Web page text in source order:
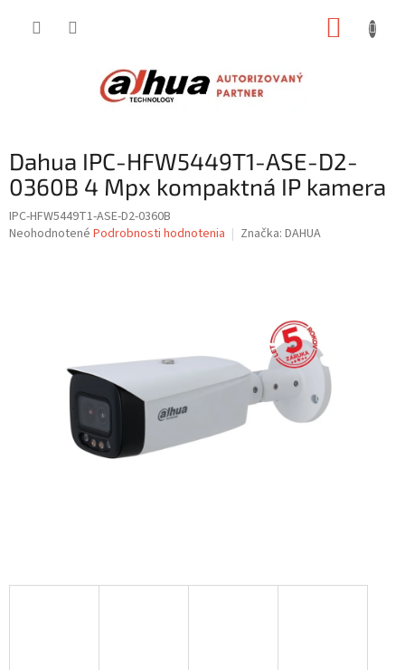
Dahua IPC-HFW5449T1-ASE-D2-
0360B 4 Mpx kompaktná IP kamera
IPC-HFW5449T1-ASE-D2-0360B
Priemerné
Neohodnotené Podrobnosti hodnotenia Značka: DAHUA